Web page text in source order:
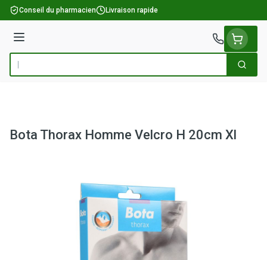
Aller au contenu
Conseil du pharmacien Livraison rapide
Menu
Rechercher
Bota Thorax Homme Velcro H 20cm Xl